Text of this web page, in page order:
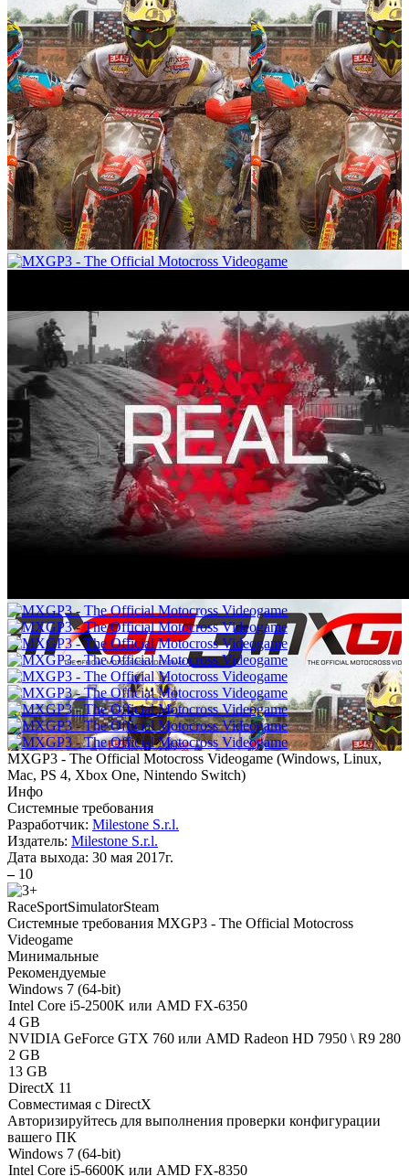
MXGP3 - The Official Motocross Videogame (Windows, Linux,
Mac, PS 4, Xbox One, Nintendo Switch)
Инфо
Системные требования
Разработчик: Milestone S.r.l.
Издатель: Milestone S.r.l.
Дата выхода: 30 мая 2017г.
– 10
RaceSportSimulatorSteam
Системные требования MXGP3 - The Official Motocross
Videogame
Минимальные
Рекомендуемые
Windows 7 (64-bit)
Intel Core i5-2500K или AMD FX-6350
4 GB
NVIDIA GeForce GTX 760 или AMD Radeon HD 7950 \ R9 280
2 GB
13 GB
DirectX 11
Совместимая с DirectX
Авторизируйтесь для выполнения проверки конфигурации
вашего ПК
Windows 7 (64-bit)
Intel Core i5-6600K или AMD FX-8350